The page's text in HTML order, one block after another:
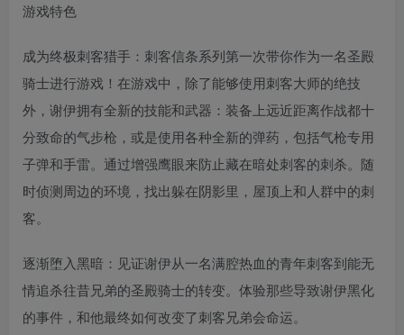
游戏特色
成为终极刺客猎手：刺客信条系列第一次带你作为一名圣殿
骑士进行游戏！在游戏中，除了能够使用刺客大师的绝技
外，谢伊拥有全新的技能和武器：装备上远近距离作战都十
分致命的气步枪，或是使用各种全新的弹药，包括气枪专用
子弹和手雷。通过增强鹰眼来防止藏在暗处刺客的刺杀。随
时侦测周边的环境，找出躲在阴影里，屋顶上和人群中的刺
客。
逐渐堕入黑暗：见证谢伊从一名满腔热血的青年刺客到能无
情追杀往昔兄弟的圣殿骑士的转变。体验那些导致谢伊黑化
的事件，和他最终如何改变了刺客兄弟会命运。